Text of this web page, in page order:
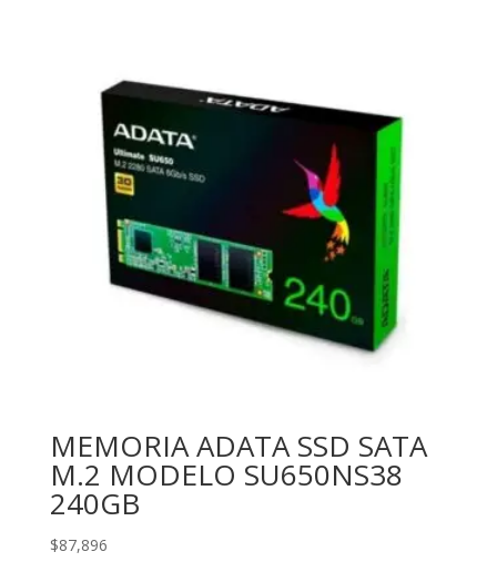
MEMORIA ADATA SSD SATA
M.2 MODELO SU650NS38
240GB
$87,896